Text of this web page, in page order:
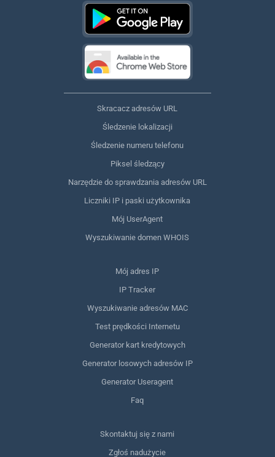
Skracacz adresów URL
Śledzenie lokalizacji
Śledzenie numeru telefonu
Piksel śledzący
Narzędzie do sprawdzania adresów URL
Liczniki IP i paski użytkownika
Mój UserAgent
Wyszukiwanie domen WHOIS
Mój adres IP
IP Tracker
Wyszukiwanie adresów MAC
Test prędkości Internetu
Generator kart kredytowych
Generator losowych adresów IP
Generator Useragent
Faq
Skontaktuj się z nami
Zgłoś nadużycie